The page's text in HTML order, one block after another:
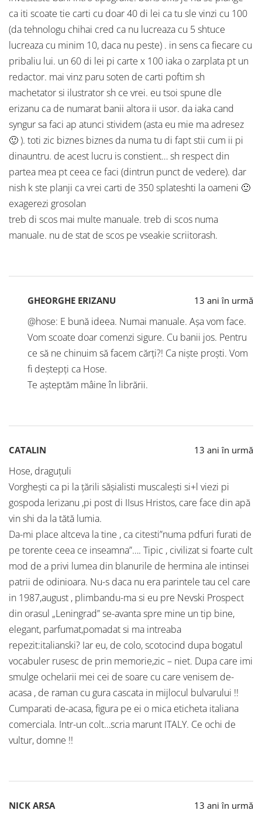
ca iti scoate tie carti cu doar 40 di lei ca tu sle vinzi cu 100
(da tehnologu chihai cred ca nu lucreaza cu 5 shtuce
lucreaza cu minim 10, daca nu peste) . in sens ca fiecare cu
pribaliu lui. un 60 di lei pi carte x 100 iaka o zarplata pt un
redactor. mai vinz paru soten de carti poftim sh
machetator si ilustrator sh ce vrei. eu tsoi spune dle
erizanu ca de numarat banii altora ii usor. da iaka cand
syngur sa faci ap atunci stividem (asta eu mie ma adresez
🙂 ). toti zic biznes biznes da numa tu di fapt stii cum ii pi
dinauntru. de acest lucru is constient… sh respect din
partea mea pt ceea ce faci (dintrun punct de vedere). dar
nish k ste planji ca vrei carti de 350 splateshti la oameni 🙂
exagerezi grosolan
treb di scos mai multe manuale. treb di scos numa
manuale. nu de stat de scos pe vseakie scriitorash.
GHEORGHE ERIZANU 13 ani în urmă
@hose: E bună ideea. Numai manuale. Așa vom face.
Vom scoate doar comenzi sigure. Cu banii jos. Pentru
ce să ne chinuim să facem cărți?! Ca niște proști. Vom
fi deștepți ca Hose.
Te așteptăm mâine în librării.
CATALIN 13 ani în urmă
Hose, draguţuli
Vorgheşti ca pi la ţărili săşialisti muscaleşti si+l viezi pi
gospoda Ierizanu ,pi post di IIsus Hristos, care face din apă
vin shi da la tătă lumia.
Da-mi place altceva la tine , ca citesti”numa pdfuri furati de
pe torente ceea ce inseamna”…. Tipic , civilizat si foarte cult
mod de a privi lumea din blanurile de hermina ale intinsei
patrii de odinioara. Nu-s daca nu era parintele tau cel care
in 1987,august , plimbandu-ma si eu pre Nevski Prospect
din orasul „Leningrad” se-avanta spre mine un tip bine,
elegant, parfumat,pomadat si ma intreaba
repezit:italianski? Iar eu, de colo, scotocind dupa bogatul
vocabuler rusesc de prin memorie,zic – niet. Dupa care imi
smulge ochelarii mei cei de soare cu care venisem de-
acasa , de raman cu gura cascata in mijlocul bulvarului !!
Cumparati de-acasa, figura pe ei o mica eticheta italiana
comerciala. Intr-un colt…scria marunt ITALY. Ce ochi de
vultur, domne !!
NICK ARSA 13 ani în urmă